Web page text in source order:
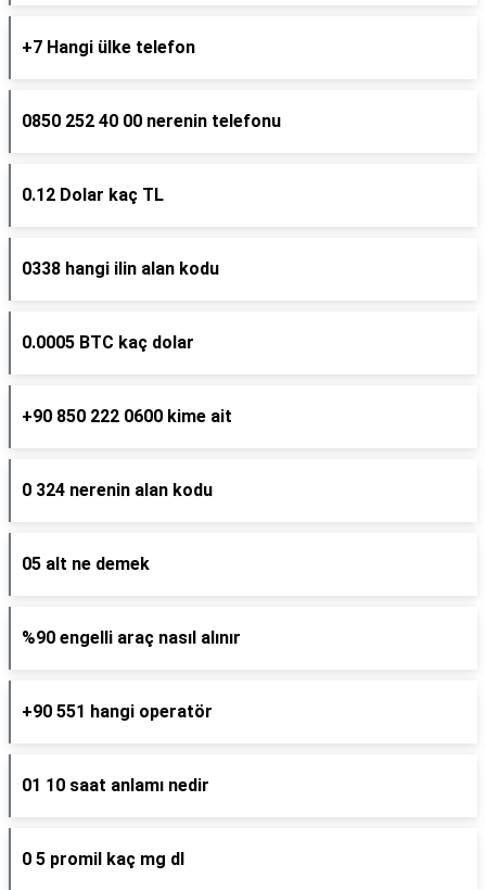
+7 Hangi ülke telefon
0850 252 40 00 nerenin telefonu
0.12 Dolar kaç TL
0338 hangi ilin alan kodu
0.0005 BTC kaç dolar
+90 850 222 0600 kime ait
0 324 nerenin alan kodu
05 alt ne demek
%90 engelli araç nasıl alınır
+90 551 hangi operatör
01 10 saat anlamı nedir
0 5 promil kaç mg dl